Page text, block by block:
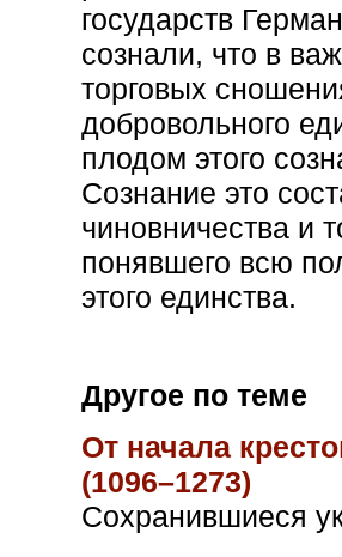
государств
сознали, что в
торговых
добровольного
плодом этого
Сознание это
чиновничества и
понявшего всю
этого единства.
Другое по теме
От начала
(1096–1273)
Сохранившиеся